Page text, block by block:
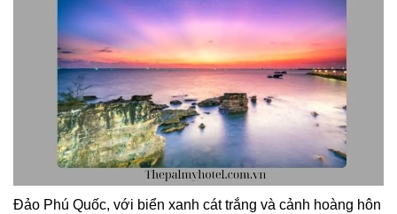
Đảo Phú Quốc, với biển xanh cát trắng và cảnh hoàng hôn